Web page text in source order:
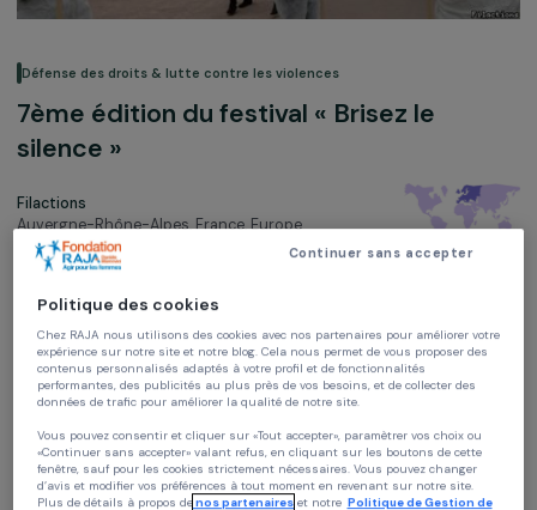
Défense des droits & lutte contre les violences
7ème édition du festival « Brisez le
silence »
Auvergne-Rhône-Alpes, France,
Soutenu en 2011
Politique des cookies
Chez RAJA nous utilisons des cookies avec nos partenaires pour améliorer
expérience sur notre site et notre blog. Cela nous permet de vous proposer
contenus personnalisés adaptés à votre profil et de fonctionnalités
performantes, des publicités au plus près de vos besoins, et de collecter des
Continuer sans accepter